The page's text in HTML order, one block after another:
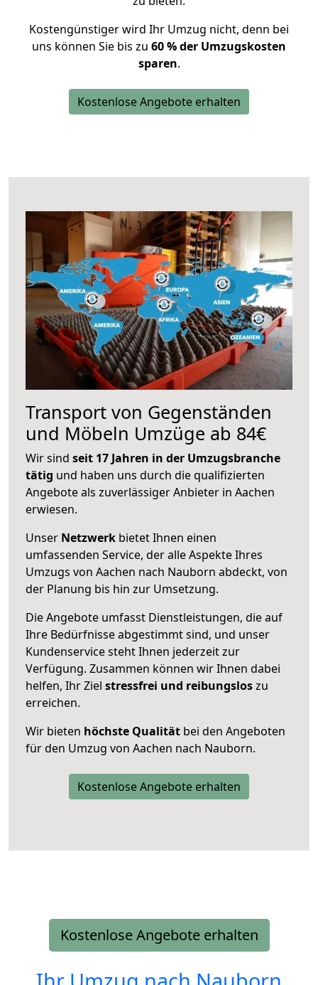
Kostengünstiger wird Ihr Umzug nicht, denn bei
uns können Sie bis zu 60 % der Umzugskosten
sparen.
Kostenlose Angebote erhalten
Transport von Gegenständen
und Möbeln Umzüge ab 84€
Wir sind seit 17 Jahren in der Umzugsbranche
tätig und haben uns durch die qualifizierten
Angebote als zuverlässiger Anbieter in Aachen
erwiesen.
Unser Netzwerk bietet Ihnen einen
umfassenden Service, der alle Aspekte Ihres
Umzugs von Aachen nach Nauborn abdeckt, von
der Planung bis hin zur Umsetzung.
Die Angebote umfasst Dienstleistungen, die auf
Ihre Bedürfnisse abgestimmt sind, und unser
Kundenservice steht Ihnen jederzeit zur
Verfügung. Zusammen können wir Ihnen dabei
helfen, Ihr Ziel stressfrei und reibungsloszu
erreichen.
Wir bieten höchste Qualität bei den Angeboten
für den Umzug von Aachen nach Nauborn.
Kostenlose Angebote erhalten
Kostenlose Angebote erhalten